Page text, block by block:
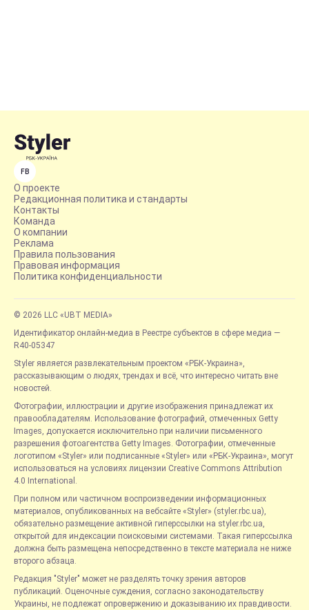
FB
О проекте
Редакционная политика и стандарты
Контакты
Команда
О компании
Реклама
Правила пользования
Правовая информация
Политика конфиденциальности
© 2026 LLC «UBT MEDIA»
Идентификатор онлайн-медиа в Реестре субъектов в сфере медиа —
R40-05347
Styler является развлекательным проектом «РБК-Украина»,
рассказывающим о людях, трендах и всё, что интересно читать вне
новостей.
Фотографии, иллюстрации и другие изображения принадлежат их
правообладателям. Использование фотографий, отмеченных Getty
Images, допускается исключительно при наличии письменного
разрешения фотоагентства Getty Images. Фотографии, отмеченные
логотипом «Styler» или подписанные «Styler» или «РБК-Украина», могут
использоваться на условиях лицензии Creative Commons Attribution
4.0 International.
При полном или частичном воспроизведении информационных
материалов, опубликованных на вебсайте «Styler» (styler.rbc.ua),
обязательно размещение активной гиперссылки на styler.rbc.ua,
открытой для индексации поисковыми системами. Такая гиперссылка
должна быть размещена непосредственно в тексте материала не ниже
второго абзаца.
Редакция "Styler" может не разделять точку зрения авторов
публикаций. Оценочные суждения, согласно законодательству
Украины, не подлежат опровержению и доказыванию их правдивости.